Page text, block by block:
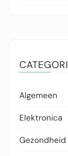
Algemeen
Elektronica